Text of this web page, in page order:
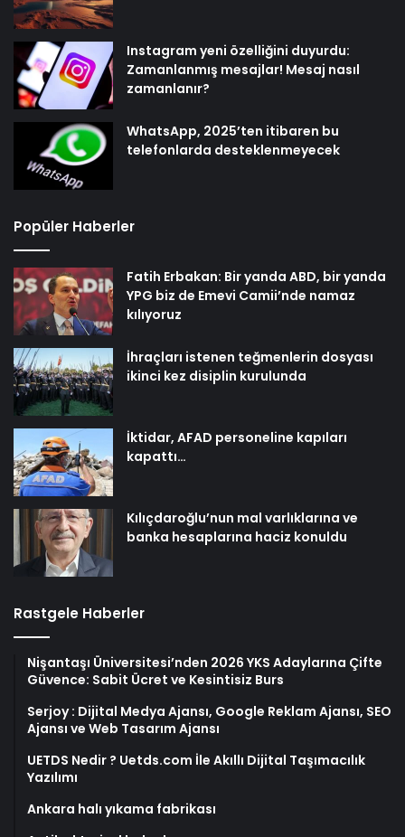
Instagram yeni özelliğini duyurdu:
Zamanlanmış mesajlar! Mesaj nasıl
zamanlanır?
WhatsApp, 2025’ten itibaren bu
telefonlarda desteklenmeyecek
Popüler Haberler
Fatih Erbakan: Bir yanda ABD, bir yanda
YPG biz de Emevi Camii’nde namaz
kılıyoruz
İhraçları istenen teğmenlerin dosyası
ikinci kez disiplin kurulunda
İktidar, AFAD personeline kapıları
kapattı…
Kılıçdaroğlu’nun mal varlıklarına ve
banka hesaplarına haciz konuldu
Rastgele Haberler
Nişantaşı Üniversitesi’nden 2026 YKS Adaylarına Çifte
Güvence: Sabit Ücret ve Kesintisiz Burs
Serjoy : Dijital Medya Ajansı, Google Reklam Ajansı, SEO
Ajansı ve Web Tasarım Ajansı
UETDS Nedir ? Uetds.com İle Akıllı Dijital Taşımacılık
Yazılımı
Ankara halı yıkama fabrikası